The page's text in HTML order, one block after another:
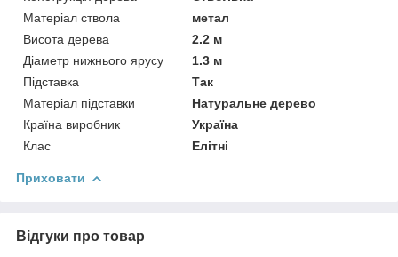
Матеріал ствола
метал
Висота дерева
2.2 м
Діаметр нижнього ярусу
1.3 м
Підставка
Так
Матеріал підставки
Натуральне дерево
Країна виробник
Україна
Клас
Елітні
Приховати
Відгуки про товар